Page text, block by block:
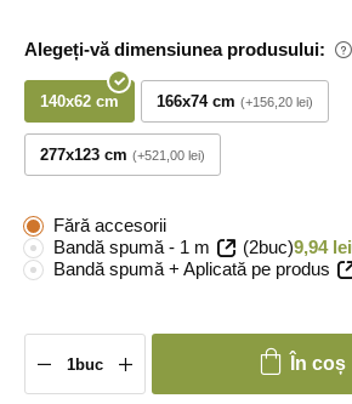
Alegeți-vă dimensiunea produsului:
140x62 cm 166x74 cm +156,20 lei
277x123 cm +521,00 lei
Fără accesorii
Bandă spumă - 1 m
(2buc)9,94 lei
Bandă spumă + Aplicată pe produs
În coș